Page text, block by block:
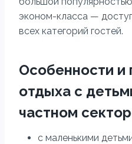
эконом-класса —
всех категорий гостей.
Особенности
отдыха с
частном
с маленькими